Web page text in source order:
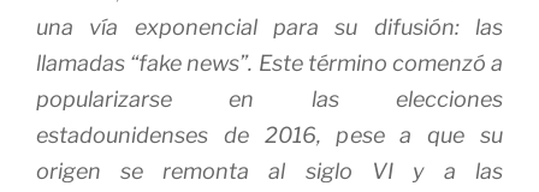
una vía exponencial para su difusión: las
llamadas “fake news”. Este término comenzó a
popularizarse en las elecciones
estadounidenses de 2016, pese a que su
origen se remonta al siglo VI y a las